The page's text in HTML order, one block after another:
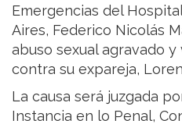
Emergencias del
Aires, Federico Nicolás
abuso sexual agravado
contra su expareja,
La causa será juzgada
Instancia en lo Penal,